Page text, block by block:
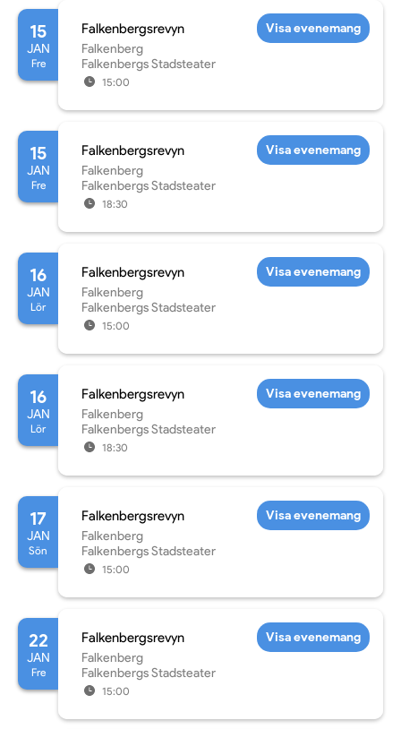
15
JAN
Fre
Falkenbergsrevyn
Falkenberg
Falkenbergs Stadsteater
15:00
Visa evenemang
15
JAN
Fre
Falkenbergsrevyn
Falkenberg
Falkenbergs Stadsteater
18:30
Visa evenemang
16
JAN
Lör
Falkenbergsrevyn
Falkenberg
Falkenbergs Stadsteater
15:00
Visa evenemang
16
JAN
Lör
Falkenbergsrevyn
Falkenberg
Falkenbergs Stadsteater
18:30
Visa evenemang
17
JAN
Sön
Falkenbergsrevyn
Falkenberg
Falkenbergs Stadsteater
15:00
Visa evenemang
22
JAN
Fre
Falkenbergsrevyn
Falkenberg
Falkenbergs Stadsteater
15:00
Visa evenemang